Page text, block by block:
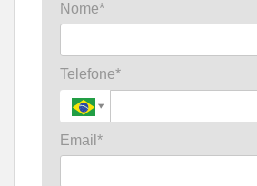
Nome*
Telefone*
Email*